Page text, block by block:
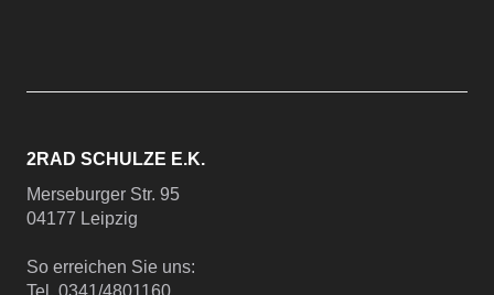
2RAD SCHULZE E.K.
Merseburger Str. 95
04177 Leipzig
So erreichen Sie uns: